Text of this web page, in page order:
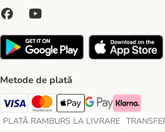
Metode de plată
Visa Payment Method
Master Card Payment Method
Apple Pay Payment Method
Google Pay Payment
Klarna
PLATĂ RAMBURS LA LIVRARE
PLATĂ RAMBURS LA LIVRARE Payment